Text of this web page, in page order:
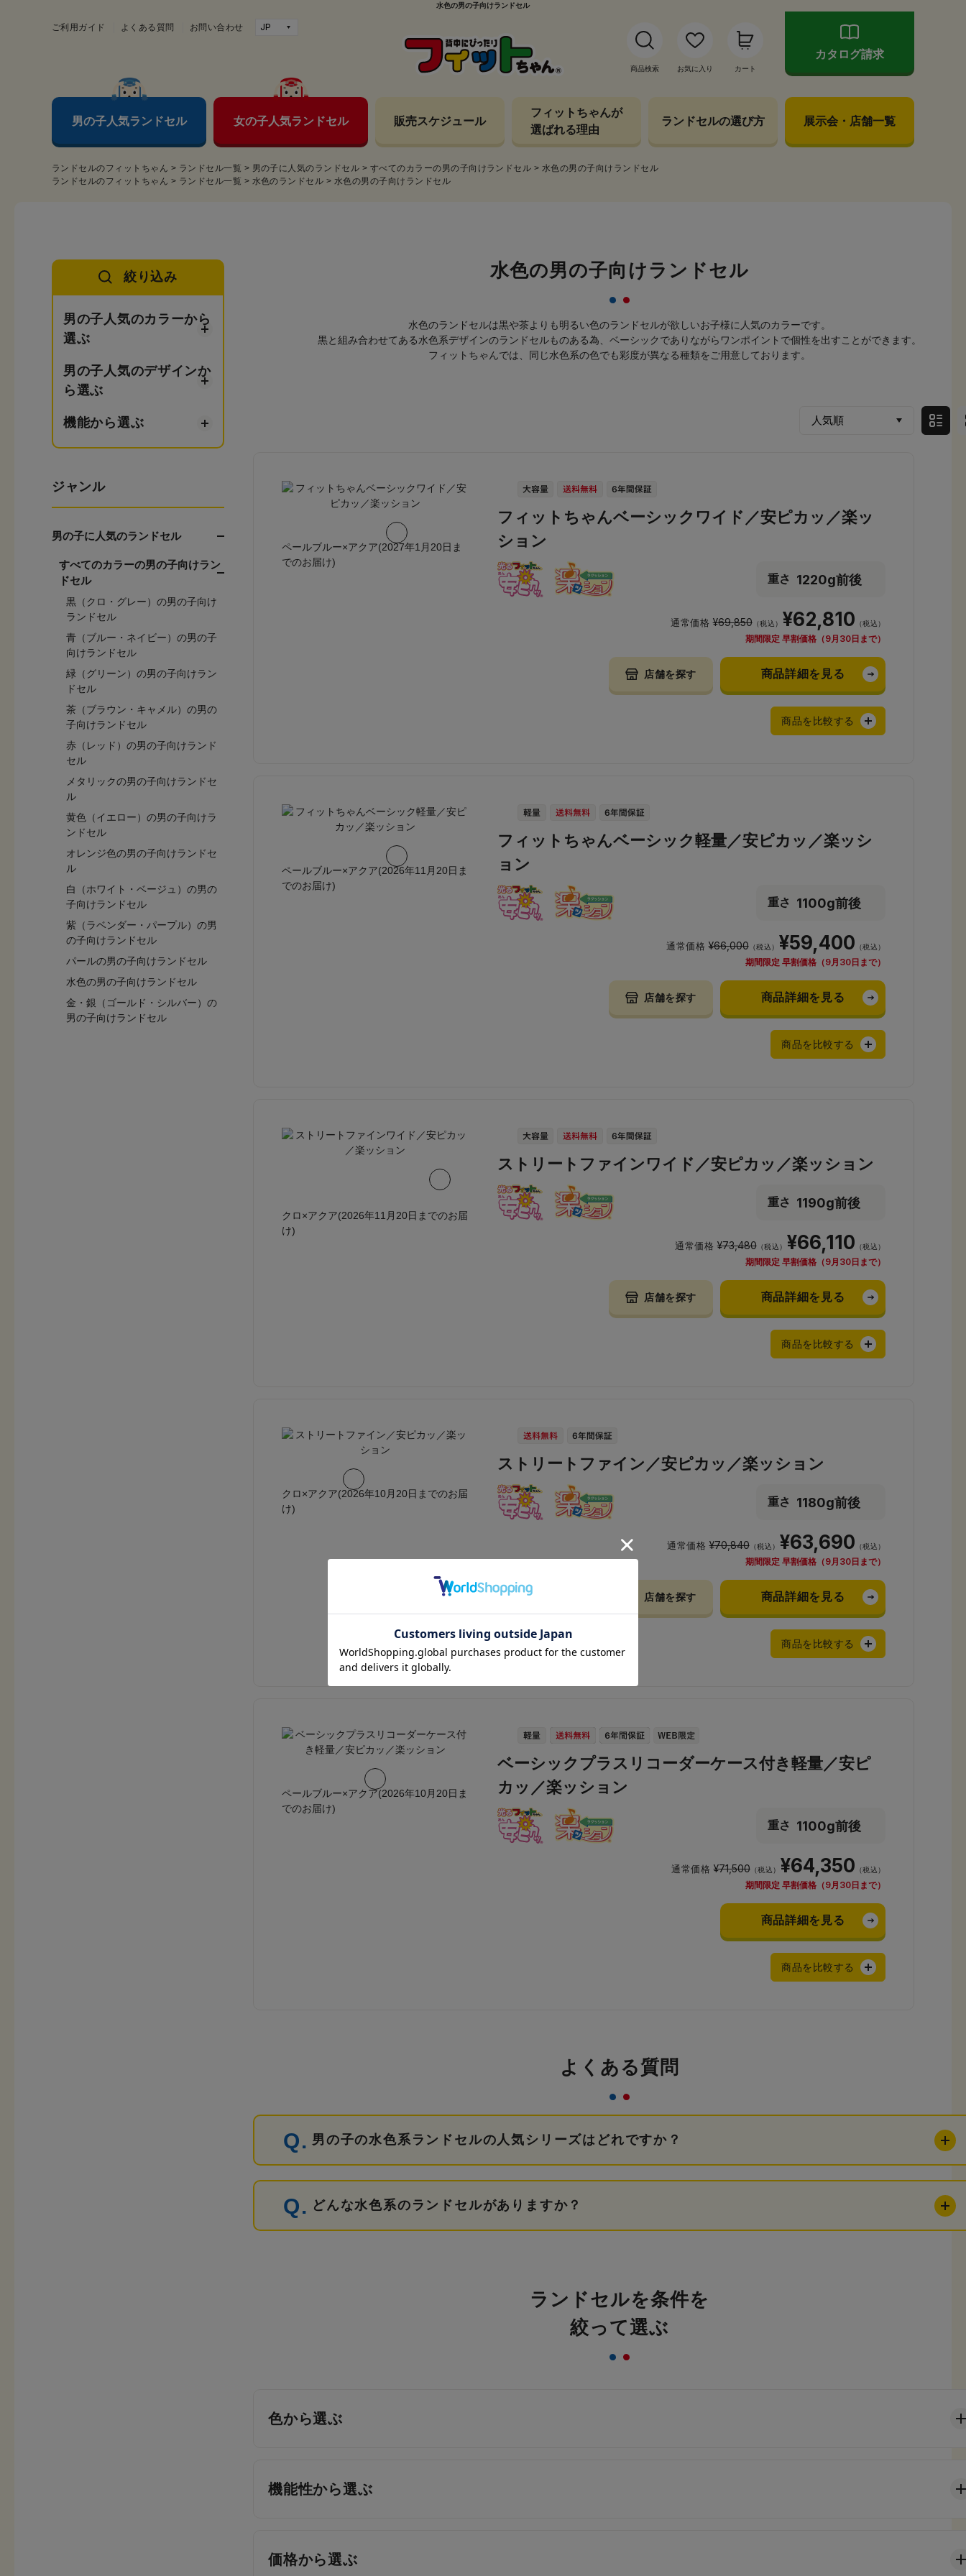
水色の男の子向けランドセル
ご利用ガイド よくある質問 お問い合わせ
商品検索 お気に入り カート
カタログ請求
男の子人気ランドセル 女の子人気ランドセル 販売スケジュール
フィットちゃんが
選ばれる理由
ランドセルの選び方 展示会・店舗一覧
ランドセルのフィットちゃん > ランドセル一覧 > 男の子に人気のランドセル > すべてのカラーの男の子向けランドセル > 水色の男の子向けランドセル
ランドセルのフィットちゃん > ランドセル一覧 > 水色のランドセル > 水色の男の子向けランドセル
絞り込み
男の子人気のカラーから
選ぶ
男の子人気のデザインか
ら選ぶ
機能から選ぶ
ジャンル
男の子に人気のランドセル
すべてのカラーの男の子向けラン
ドセル
黒（クロ・グレー）の男の子向け
ランドセル
青（ブルー・ネイビー）の男の子
向けランドセル
緑（グリーン）の男の子向けラン
ドセル
茶（ブラウン・キャメル）の男の
子向けランドセル
赤（レッド）の男の子向けランド
セル
メタリックの男の子向けランドセ
ル
黄色（イエロー）の男の子向けラ
ンドセル
オレンジ色の男の子向けランドセ
ル
白（ホワイト・ベージュ）の男の
子向けランドセル
紫（ラベンダー・パープル）の男
の子向けランドセル
パールの男の子向けランドセル
水色の男の子向けランドセル
金・銀（ゴールド・シルバー）の
男の子向けランドセル
水色の男の子向けランドセル
水色のランドセルは黒や茶よりも明るい色のランドセルが欲しいお子様に人気のカラーです。
黒と組み合わせてある水色系デザインのランドセルものある為、ベーシックでありながらワンポイントで個性を出すことができます。
フィットちゃんでは、同じ水色系の色でも彩度が異なる種類をご用意しております。
ペールブルー×アクア(2027年1月20日ま
でのお届け)
フィットちゃんベーシックワイド／安ピカッ／楽ッ
ション
重さ 1220g前後
通常価格¥69,850（税込） ¥62,810 （税込）
期間限定 早割価格（9月30日まで）
店舗を探す 商品詳細を見る
商品を比較する
ペールブルー×アクア(2026年11月20日ま
でのお届け)
フィットちゃんベーシック軽量／安ピカッ／楽ッシ
ョン
重さ 1100g前後
通常価格¥66,000（税込） ¥59,400 （税込）
期間限定 早割価格（9月30日まで）
店舗を探す 商品詳細を見る
商品を比較する
クロ×アクア(2026年11月20日までのお届
け)
ストリートファインワイド／安ピカッ／楽ッション
重さ 1190g前後
通常価格¥73,480（税込） ¥66,110 （税込）
期間限定 早割価格（9月30日まで）
店舗を探す 商品詳細を見る
商品を比較する
クロ×アクア(2026年10月20日までのお届
け)
ストリートファイン／安ピカッ／楽ッション
重さ 1180g前後
通常価格¥70,840（税込） ¥63,690 （税込）
期間限定 早割価格（9月30日まで）
店舗を探す 商品詳細を見る
商品を比較する
ペールブルー×アクア(2026年10月20日ま
でのお届け)
ベーシックプラスリコーダーケース付き軽量／安ピ
カッ／楽ッション
重さ 1100g前後
通常価格¥71,500（税込） ¥64,350 （税込）
期間限定 早割価格（9月30日まで）
商品詳細を見る
商品を比較する
よくある質問
男の子の水色系ランドセルの人気シリーズはどれですか？
どんな水色系のランドセルがありますか？
ランドセルを条件を
絞って選ぶ
色から選ぶ
機能性から選ぶ
価格から選ぶ